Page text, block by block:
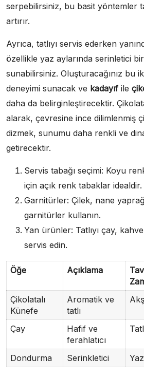
serpebilirsiniz, bu basit yöntemler
artırır.
Ayrıca, tatlıyı servis ederken
özellikle yaz aylarında serinletici
sunabilirsiniz. Oluşturacağınız bu
deneyimi sunacak ve kadayıf ile
daha da belirginleştirecektir.
alarak, çevresine ince dilimlenmiş
dizmek, sunumu daha renkli ve
getirecektir.
Servis tabağı seçimi: Koyu
için açık renk tabaklar idealdir.
Garnitürler: Çilek, nane
garnitürler kullanın.
Yan ürünler: Tatlıyı çay,
servis edin.
Öğe Açıklama
Çikolatalı
Künefe
Aromatik ve
tatlı
Çay
Hafif ve
ferahlatıcı
Dondurma Serinkletici